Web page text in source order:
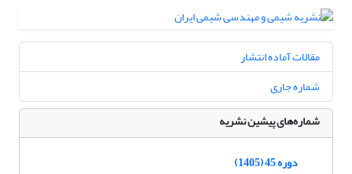
مقالات آماده انتشار
شماره جاری
شماره‌های پیشین نشریه
دوره 45 (1405)